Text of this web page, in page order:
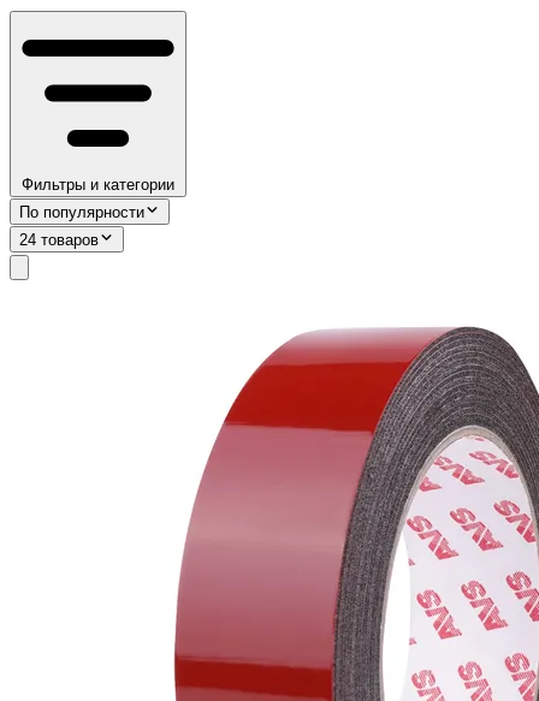
Фильтры и категории
По популярности
24 товаров